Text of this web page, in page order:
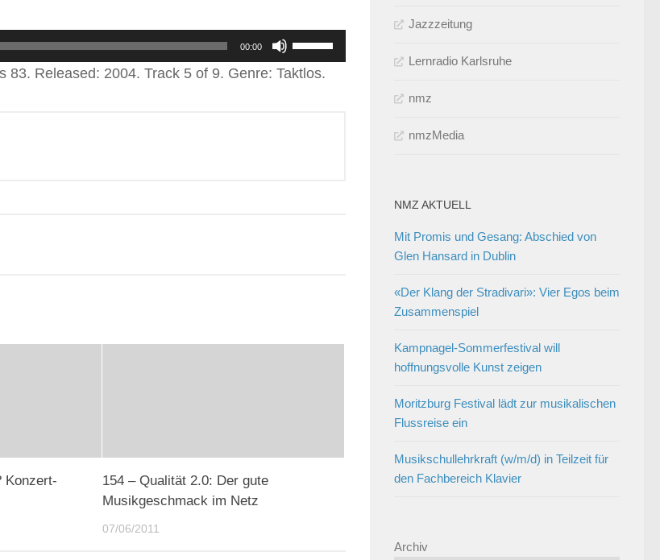
00:00
Pfeiltasten
Hoch/Runter
83. Released: 2004. Track 5 of 9. Genre: Taktlos.
Konzert-
154 – Qualität 2.0: Der gute
Musikgeschmack im Netz
07/06/2011
Jazzzeitung
Lernradio Karlsruhe
nmz
nmzMedia
NMZ AKTUELL
Mit Promis und Gesang: Abschied von
Glen Hansard in Dublin
«Der Klang der Stradivari»: Vier Egos beim
Zusammenspiel
Kampnagel-Sommerfestival will
hoffnungsvolle Kunst zeigen
Moritzburg Festival lädt zur musikalischen
Flussreise ein
Musikschullehrkraft (w/m/d) in Teilzeit für
den Fachbereich Klavier
Archiv